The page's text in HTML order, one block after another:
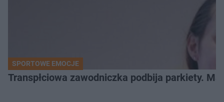
SPORTOWE EMOCJE
Transpłciowa zawodniczka podbija parkiety.